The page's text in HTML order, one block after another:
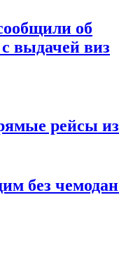
об
выдачей виз
рейсы
без